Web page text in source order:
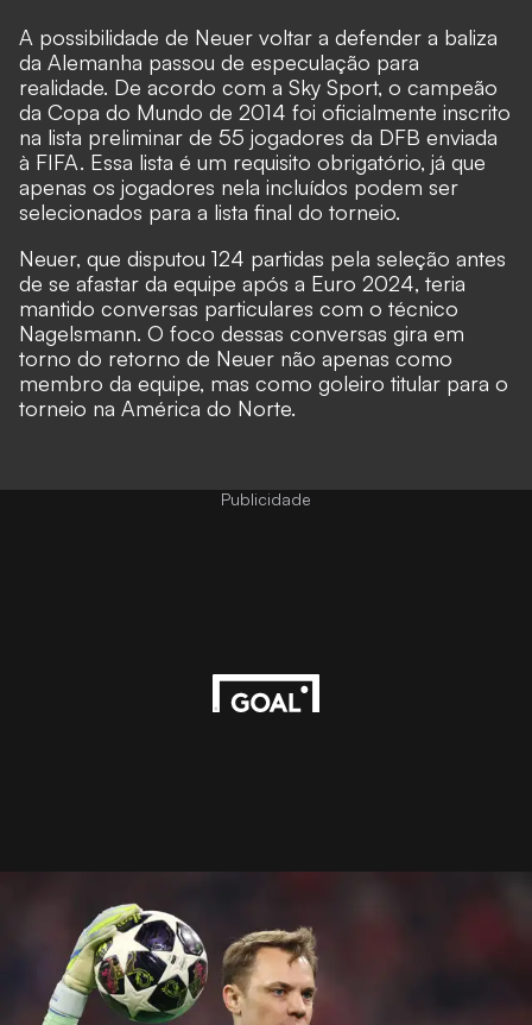
A possibilidade de Neuer voltar a defender a baliza
da Alemanha passou de especulação para
realidade. De acordo com a Sky Sport, o campeão
da Copa do Mundo de 2014 foi oficialmente inscrito
na lista preliminar de 55 jogadores da DFB enviada
à FIFA. Essa lista é um requisito obrigatório, já que
apenas os jogadores nela incluídos podem ser
selecionados para a lista final do torneio.
Neuer, que disputou 124 partidas pela seleção antes
de se afastar da equipe após a Euro 2024, teria
mantido conversas particulares com o técnico
Nagelsmann. O foco dessas conversas gira em
torno do retorno de Neuer não apenas como
membro da equipe, mas como goleiro titular para o
torneio na América do Norte.
Publicidade